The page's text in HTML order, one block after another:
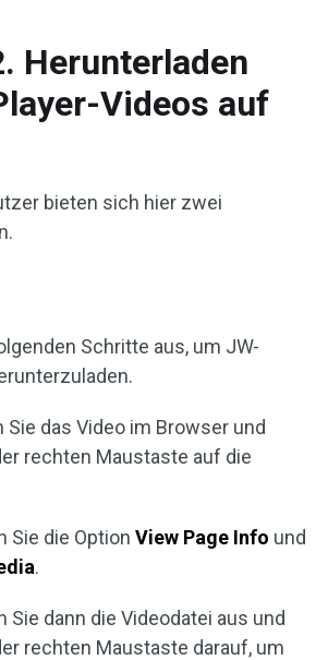
Herunterladen
Videos auf
bieten sich hier zwei
Schritte aus, um JW-
das Video im Browser und
rechten Maustaste auf die
Sie die Option View Page Info und
.
Sie dann die Videodatei aus und
rechten Maustaste darauf, um